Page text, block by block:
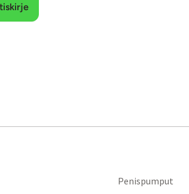
Penispumput